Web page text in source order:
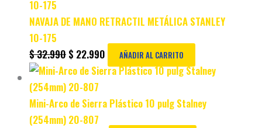
NAVAJA DE MANO RETRACTIL METÁLICA STANLEY
10-175
$32.990 $ 22.990 AÑADIR AL CARRITO
Mini-Arco de Sierra Plástico 10 pulg Stalney
(254mm) 20-807